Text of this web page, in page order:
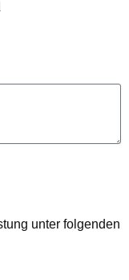
unter folgenden